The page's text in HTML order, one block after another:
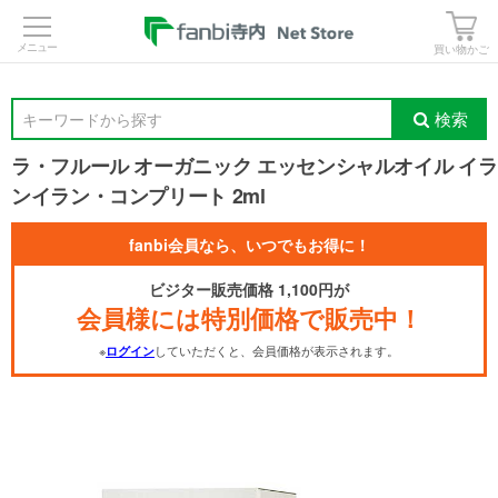
買い物かご
キーワードから探す 検索
ラ・フルール オーガニック エッセンシャルオイル イラ
ンイラン・コンプリート 2ml
fanbi会員なら、いつでもお得に！
ビジター販売価格 1,100円が
会員様には特別価格で販売中！
※ログインしていただくと、会員価格が表示されます。